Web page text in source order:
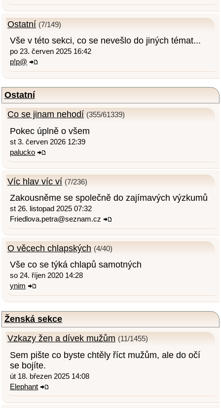
Ostatní (7/149)
Vše v této sekci, co se nevešlo do jiných témat...
po 23. červen 2025 16:42
p!p@
Ostatní
Co se jinam nehodí (355/61339)
Pokec úplně o všem
st 3. červen 2026 12:39
palucko
Víc hlav víc ví (7/236)
Zakousněme se společně do zajímavých výzkumů
st 26. listopad 2025 07:32
Friedlova.petra@seznam.cz
O věcech chlapských (4/40)
Vše co se týká chlapů samotných
so 24. říjen 2020 14:28
ynim
Ženská sekce
Vzkazy žen a dívek mužům (11/1455)
Sem pište co byste chtěly říct mužům, ale do očí
se bojíte.
út 18. březen 2025 14:08
Elephant